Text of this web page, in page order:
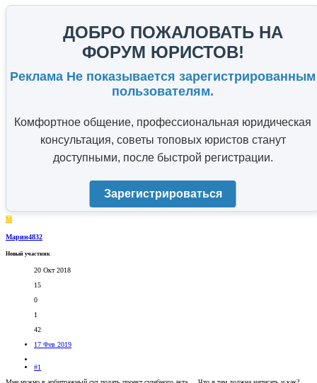
ДОБРО ПОЖАЛОВАТЬ НА
ФОРУМ ЮРИСТОВ!
Реклама Не показывается зарегистрированным
пользователям.
Комфортное общение, профессиональная юридическая
консультация, советы топовых юристов станут
доступными, после быстрой регистрации.
Зарегистрироваться
М
Марин4832
Новый участник
20 Окт 2018
15
0
1
42
17 Фев 2019
#1